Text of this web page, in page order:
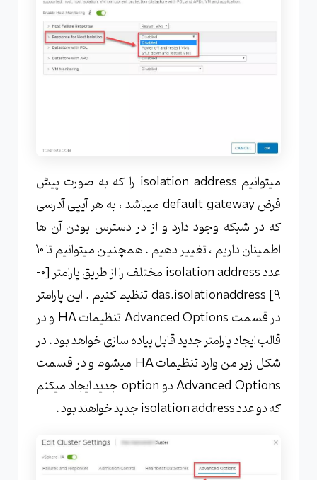
میتوانیم isolation address را که به صورت پیش
فرض default gateway میباشد ، به هر آیپی آدرسی
که در شبکه وجود دارد و از در دسترس بودن آن ها
اطمینان داریم ، تغییر دهیم . همچنین میتوانیم تا 10
عدد isolation address مختلف را از طریق پارامتر [0-
9] das.isolationaddress تنظیم کنیم . این پارامتر
در قسمت Advanced Options تنظیمات HA و در
قالب ایجاد پارامتر جدید قابل پیاده سازی خواهد بود . در
شکل زیر من وارد تنظیمات HA میشوم و در قسمت
Advanced Options دو option جدید ایجاد میکنم
که دو عدد isolation address جدید خواهند بود .